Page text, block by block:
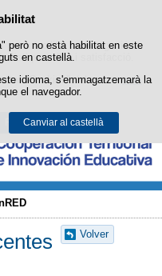
per a facilitar la navegació i
d'ús i satisfacció.
"Cookies" del nostreavís
Rebutjar
però no està habilitat en este
en castellà.
idioma, s'emmagatzemarà la
el navegador.
Canviar al castellà
al contingut
Volver